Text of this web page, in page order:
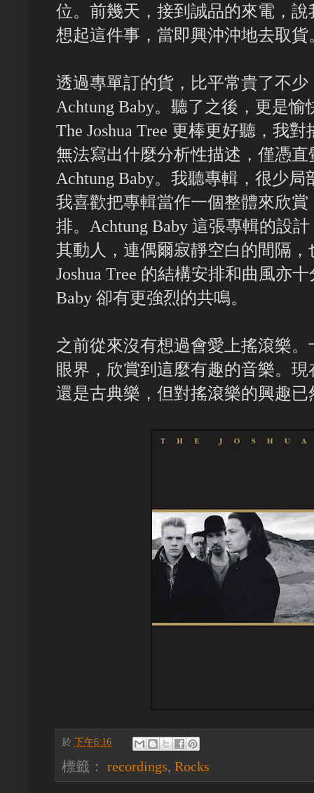
位。前幾天，接到誠品的來電，
想起這件事，當即興沖沖地去取貨
透過專單訂的貨，比平常貴了不
Achtung Baby。聽了之後，更是愉
The Joshua Tree 更棒更好聽，我
無法寫出什麼分析性描述，僅憑
Achtung Baby。我聽專輯，很少
我喜歡把專輯當作一個整體來欣
排。Achtung Baby 這張專輯的設
其動人，連偶爾寂靜空白的間隔
Joshua Tree 的結構安排和曲風亦
Baby 卻有更強烈的共鳴。
之前從來沒有想過會愛上搖滾樂
眼界，欣賞到這麼有趣的音樂。
還是古典樂，但對搖滾樂的興趣
於 下午6:16
標籤： recordings, Rocks